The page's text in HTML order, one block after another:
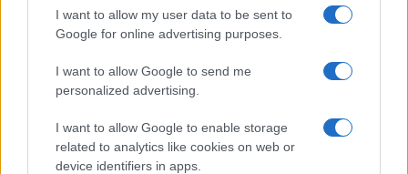
I want to allow my user data to be sent to
Google for online advertising purposes.
I want to allow Google to send me
personalized advertising.
I want to allow Google to enable storage
related to analytics like cookies on web or
device identifiers in apps.